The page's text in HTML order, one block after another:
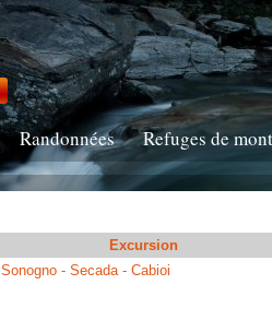
Randonnées Refuges de
Excursion
Sonogno - Secada - Cabioi